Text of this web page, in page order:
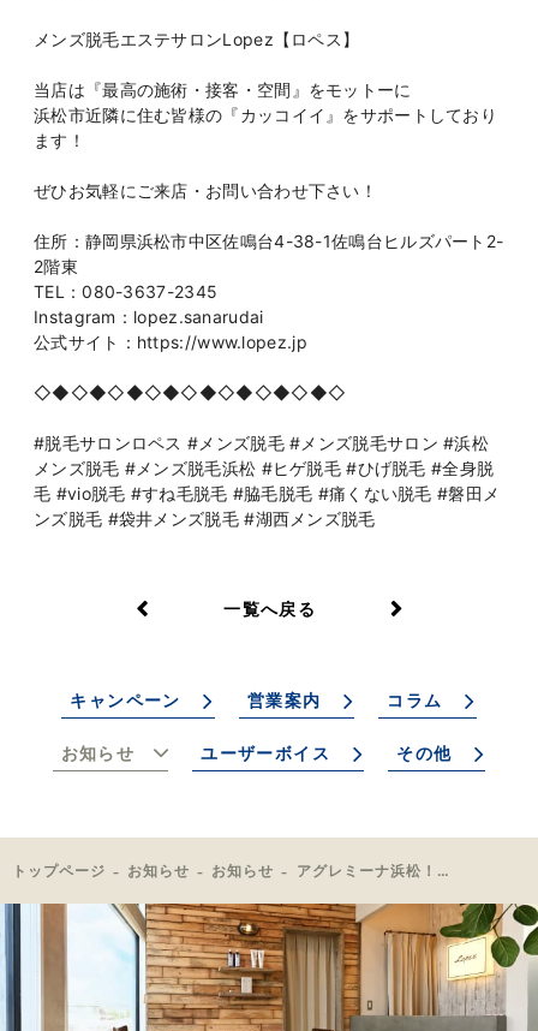
メンズ脱毛エステサロンLopez【ロペス】
当店は『最高の施術・接客・空間』をモットーに
浜松市近隣に住む皆様の『カッコイイ』をサポートしており
ます！
ぜひお気軽にご来店・お問い合わせ下さい！
住所：静岡県浜松市中区佐鳴台4-38-1佐鳴台ヒルズパート2-
2階東
TEL：080-3637-2345
Instagram：lopez.sanarudai
公式サイト：https://www.lopez.jp
◇◆◇◆◇◆◇◆◇◆◇◆◇◆◇◆◇
#脱毛サロンロペス #メンズ脱毛 #メンズ脱毛サロン #浜松
メンズ脱毛 #メンズ脱毛浜松 #ヒゲ脱毛 #ひげ脱毛 #全身脱
毛 #vio脱毛 #すね毛脱毛 #脇毛脱毛 #痛くない脱毛 #磐田メ
ンズ脱毛 #袋井メンズ脱毛 #湖西メンズ脱毛
一覧へ戻る
キャンペーン 営業案内 コラム
お知らせ ユーザーボイス その他
トップページ お知らせ お知らせ アグレミーナ浜松！川本選手の脱毛経過！！